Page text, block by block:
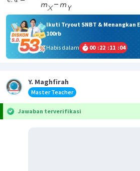
Ikuti Tryout SNBT & Menangkan
100rb
Habis dalam
00 :22 :11 :04
Y. Maghfirah
Master Teacher
Jawaban terverifikasi